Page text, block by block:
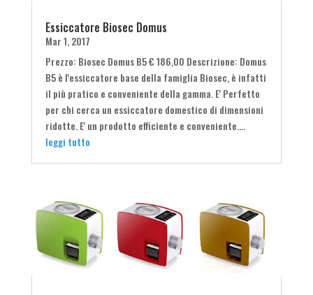
Essiccatore Biosec Domus
Mar 1, 2017
Prezzo: Biosec Domus B5 € 186,00 Descrizione: Domus
B5 è l'essiccatore base della famiglia Biosec, è infatti
il più pratico e conveniente della gamma. E' Perfetto
per chi cerca un essiccatore domestico di dimensioni
ridotte. E' un prodotto efficiente e conveniente....
leggi tutto